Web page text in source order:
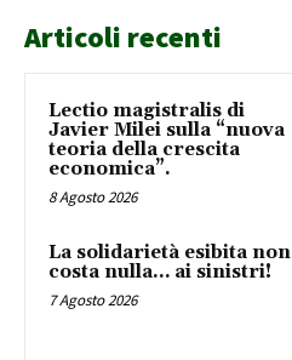
Articoli recenti
Lectio magistralis di
Javier Milei sulla “nuova
teoria della crescita
economica”.
8 Agosto 2026
La solidarietà esibita non
costa nulla… ai sinistri!
7 Agosto 2026